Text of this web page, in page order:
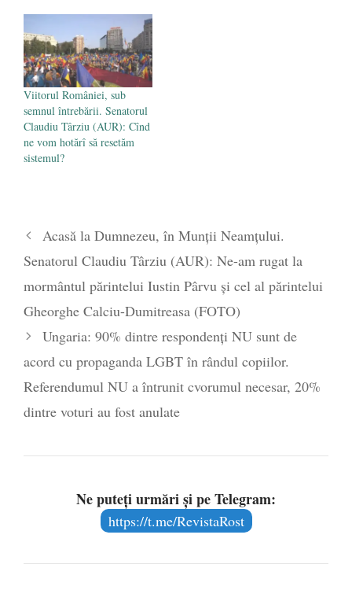
Viitorul României, sub
semnul întrebării. Senatorul
Claudiu Târziu (AUR): Cînd
ne vom hotărî să resetăm
sistemul?
Acasă la Dumnezeu, în Munții Neamțului.
Senatorul Claudiu Târziu (AUR): Ne-am rugat la
mormântul părintelui Iustin Pârvu și cel al părintelui
Gheorghe Calciu-Dumitreasa (FOTO)
Ungaria: 90% dintre respondenți NU sunt de
acord cu propaganda LGBT în rândul copiilor.
Referendumul NU a întrunit cvorumul necesar, 20%
dintre voturi au fost anulate
Ne puteți urmări și pe Telegram:
https://t.me/RevistaRost